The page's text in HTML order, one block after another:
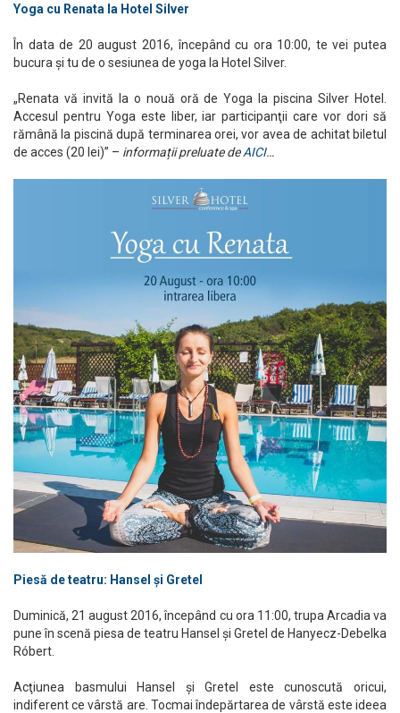
Yoga cu Renata la Hotel Silver
În data de 20 august 2016, începând cu ora 10:00, te vei putea
bucura și tu de o sesiunea de yoga la Hotel Silver.
„Renata vă invită la o nouă oră de Yoga la piscina Silver Hotel.
Accesul pentru Yoga este liber, iar participanţii care vor dori să
rămână la piscină după terminarea orei, vor avea de achitat biletul
de acces (20 lei)” – informații preluate deAICI…
Piesă de teatru: Hansel și Gretel
Duminică, 21 august 2016, începând cu ora 11:00, trupa Arcadia va
pune în scenă piesa de teatru Hansel și Gretel de Hanyecz-Debelka
Róbert.
Acţiunea basmului Hansel şi Gretel este cunoscută oricui,
indiferent ce vârstă are. Tocmai îndepărtarea de vârstă este ideea